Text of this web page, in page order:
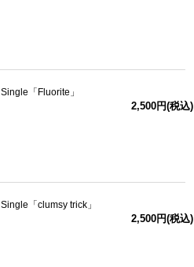
「Fluorite」
2,500円(税込)
「clumsy trick」
2,500円(税込)